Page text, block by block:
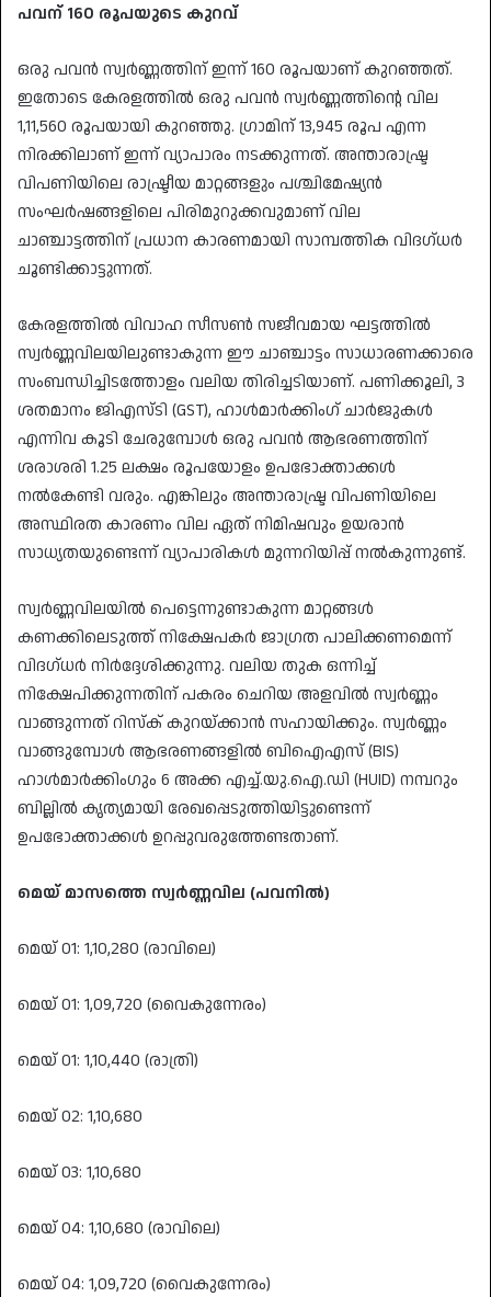
പവന് 160 രൂപയുടെ കുറവ്
ഒരു പവൻ സ്വർണ്ണത്തിന് ഇന്ന് 160 രൂപയാണ് കുറഞ്ഞത്.
ഇതോടെ കേരളത്തിൽ ഒരു പവൻ സ്വർണ്ണത്തിന്റെ വില
1,11,560 രൂപയായി കുറഞ്ഞു. ഗ്രാമിന് 13,945 രൂപ എന്ന
നിരക്കിലാണ് ഇന്ന് വ്യാപാരം നടക്കുന്നത്. അന്താരാഷ്ട്ര
വിപണിയിലെ രാഷ്ട്രീയ മാറ്റങ്ങളും പശ്ചിമേഷ്യൻ
സംഘർഷങ്ങളിലെ പിരിമുറുക്കവുമാണ് വില
ചാഞ്ചാട്ടത്തിന് പ്രധാന കാരണമായി സാമ്പത്തിക വിദഗ്ധർ
ചൂണ്ടിക്കാട്ടുന്നത്.
കേരളത്തിൽ വിവാഹ സീസൺ സജീവമായ ഘട്ടത്തിൽ
സ്വർണ്ണവിലയിലുണ്ടാകുന്ന ഈ ചാഞ്ചാട്ടം സാധാരണക്കാരെ
സംബന്ധിച്ചിടത്തോളം വലിയ തിരിച്ചടിയാണ്. പണിക്കൂലി, 3
ശതമാനം ജിഎസ്ടി (GST), ഹാൾമാർക്കിംഗ് ചാർജുകൾ
എന്നിവ കൂടി ചേരുമ്പോൾ ഒരു പവൻ ആഭരണത്തിന്
ശരാശരി 1.25 ലക്ഷം രൂപയോളം ഉപഭോക്താക്കൾ
നൽകേണ്ടി വരും. എങ്കിലും അന്താരാഷ്ട്ര വിപണിയിലെ
അസ്ഥിരത കാരണം വില ഏത് നിമിഷവും ഉയരാൻ
സാധ്യതയുണ്ടെന്ന് വ്യാപാരികൾ മുന്നറിയിപ്പ് നൽകുന്നുണ്ട്.
സ്വർണ്ണവിലയിൽ പെട്ടെന്നുണ്ടാകുന്ന മാറ്റങ്ങൾ
കണക്കിലെടുത്ത് നിക്ഷേപകർ ജാഗ്രത പാലിക്കണമെന്ന്
വിദഗ്ധർ നിർദ്ദേശിക്കുന്നു. വലിയ തുക ഒന്നിച്ച്
നിക്ഷേപിക്കുന്നതിന് പകരം ചെറിയ അളവിൽ സ്വർണ്ണം
വാങ്ങുന്നത് റിസ്ക് കുറയ്ക്കാൻ സഹായിക്കും. സ്വർണ്ണം
വാങ്ങുമ്പോൾ ആഭരണങ്ങളിൽ ബിഐഎസ് (BIS)
ഹാൾമാർക്കിംഗും 6 അക്ക എച്ച്.യു.ഐ.ഡി (HUID) നമ്പറും
ബില്ലിൽ കൃത്യമായി രേഖപ്പെടുത്തിയിട്ടുണ്ടെന്ന്
ഉപഭോക്താക്കൾ ഉറപ്പുവരുത്തേണ്ടതാണ്.
മെയ് മാസത്തെ സ്വർണ്ണവില (പവനിൽ)
മെയ് 01: 1,10,280 (രാവിലെ)
മെയ് 01: 1,09,720 (വൈകുന്നേരം)
മെയ് 01: 1,10,440 (രാത്രി)
മെയ് 02: 1,10,680
മെയ് 03: 1,10,680
മെയ് 04: 1,10,680 (രാവിലെ)
മെയ് 04: 1,09,720 (വൈകുന്നേരം)